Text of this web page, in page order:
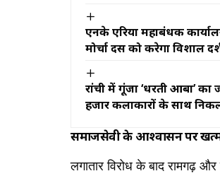
एनके एरिया महाप्रबंधक
मोर्चा दस को करेगा विशाल
रांची में गूंजा ‘धरती आबा’ का
हजार कलाकारों के साथ
समाजसेवी के आश्वासन पर
लगातार विरोध के बाद रामगढ़ और